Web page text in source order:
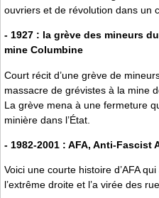
ouvriers et de révolution dans un
- 1927 : la grève des mineurs
mine Columbine
Court récit d’une grève de
massacre de grévistes à la mine
La grève mena à une fermeture
minière dans l’État.
- 1982-2001 : AFA, Anti-
Voici une courte histoire d’AFA
l’extrême droite et l’a virée des